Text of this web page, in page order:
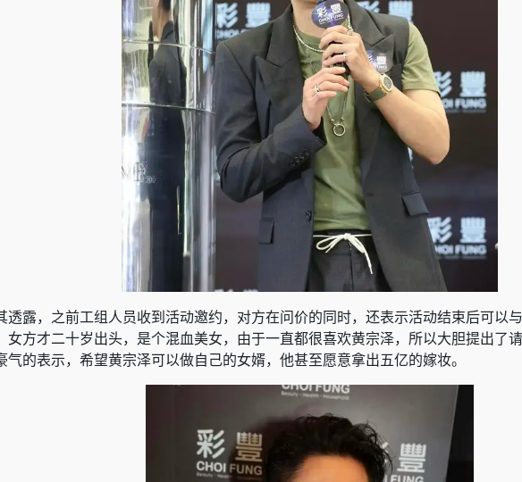
透露，之前工组人员收到活动邀约，对方在问价的同时，还表示活动结束后可以
女方才二十岁出头，是个混血美女，由于一直都很喜欢黄宗泽，所以大胆提出了
气的表示，希望黄宗泽可以做自己的女婿，他甚至愿意拿出五亿的嫁妆。